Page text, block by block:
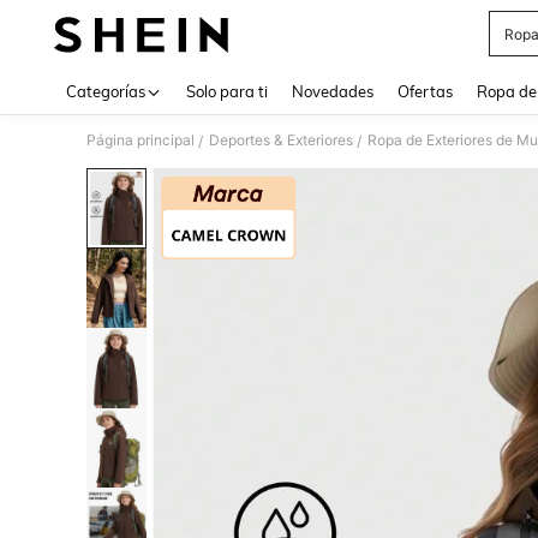
Categorías Solo para ti Novedades Ofertas Ropa
Página principal / Deportes & Exteriores / Ropa de Exteriores de